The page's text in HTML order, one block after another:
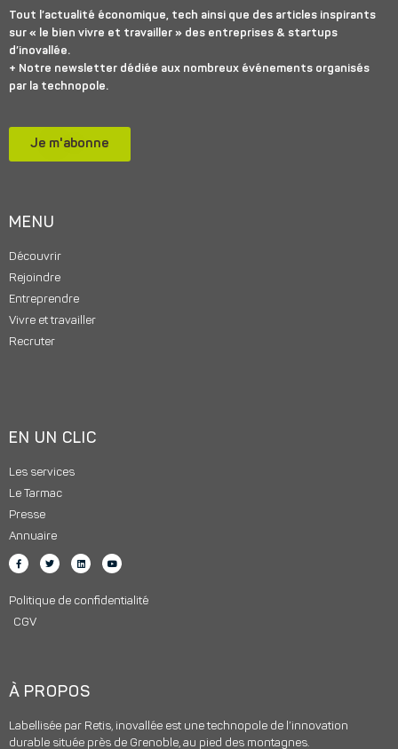
Tout l’actualité économique, tech ainsi que des articles inspirants
sur « le bien vivre et travailler » des entreprises & startups
d’inovallée.
+ Notre newsletter dédiée aux nombreux événements organisés
par la technopole.
Je m'abonne
MENU
Découvrir
Rejoindre
Entreprendre
Vivre et travailler
Recruter
EN UN CLIC
Les services
Le Tarmac
Presse
Annuaire
Politique de confidentialité
CGV
À PROPOS
Labellisée par Retis, inovallée est une technopole de l’innovation
durable située près de Grenoble, au pied des montagnes.